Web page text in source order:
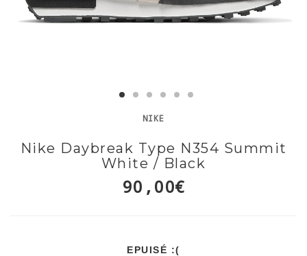
NIKE
Nike Daybreak Type N354 Summit
White / Black
90,00€
EPUISÉ :(